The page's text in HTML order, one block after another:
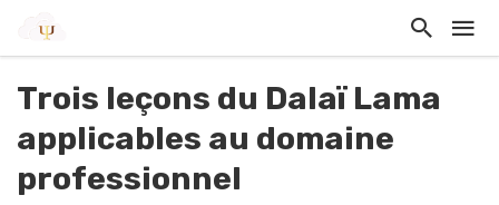
Trois leçons du Dalaï Lama
applicables au domaine
professionnel